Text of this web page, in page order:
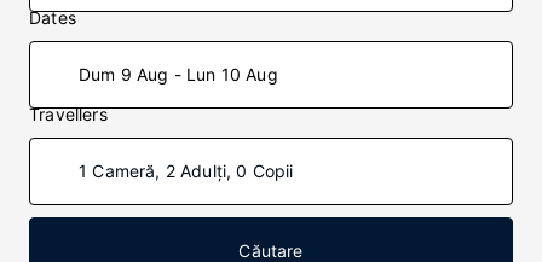
Dates
Dum 9 Aug - Lun 10 Aug
Travellers
1 Cameră, 2 Adulți, 0 Copii
Căutare